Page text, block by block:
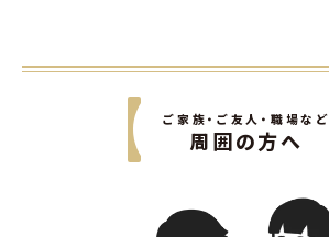
ご家族・ご友人・職場など
周囲の方へ